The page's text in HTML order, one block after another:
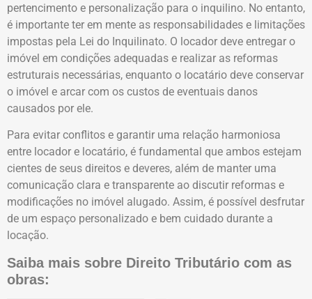
pertencimento e personalização para o inquilino. No entanto,
é importante ter em mente as responsabilidades e limitações
impostas pela Lei do Inquilinato. O locador deve entregar o
imóvel em condições adequadas e realizar as reformas
estruturais necessárias, enquanto o locatário deve conservar
o imóvel e arcar com os custos de eventuais danos
causados por ele.
Para evitar conflitos e garantir uma relação harmoniosa
entre locador e locatário, é fundamental que ambos estejam
cientes de seus direitos e deveres, além de manter uma
comunicação clara e transparente ao discutir reformas e
modificações no imóvel alugado. Assim, é possível desfrutar
de um espaço personalizado e bem cuidado durante a
locação.
Saiba mais sobre Direito Tributário com as
obras: